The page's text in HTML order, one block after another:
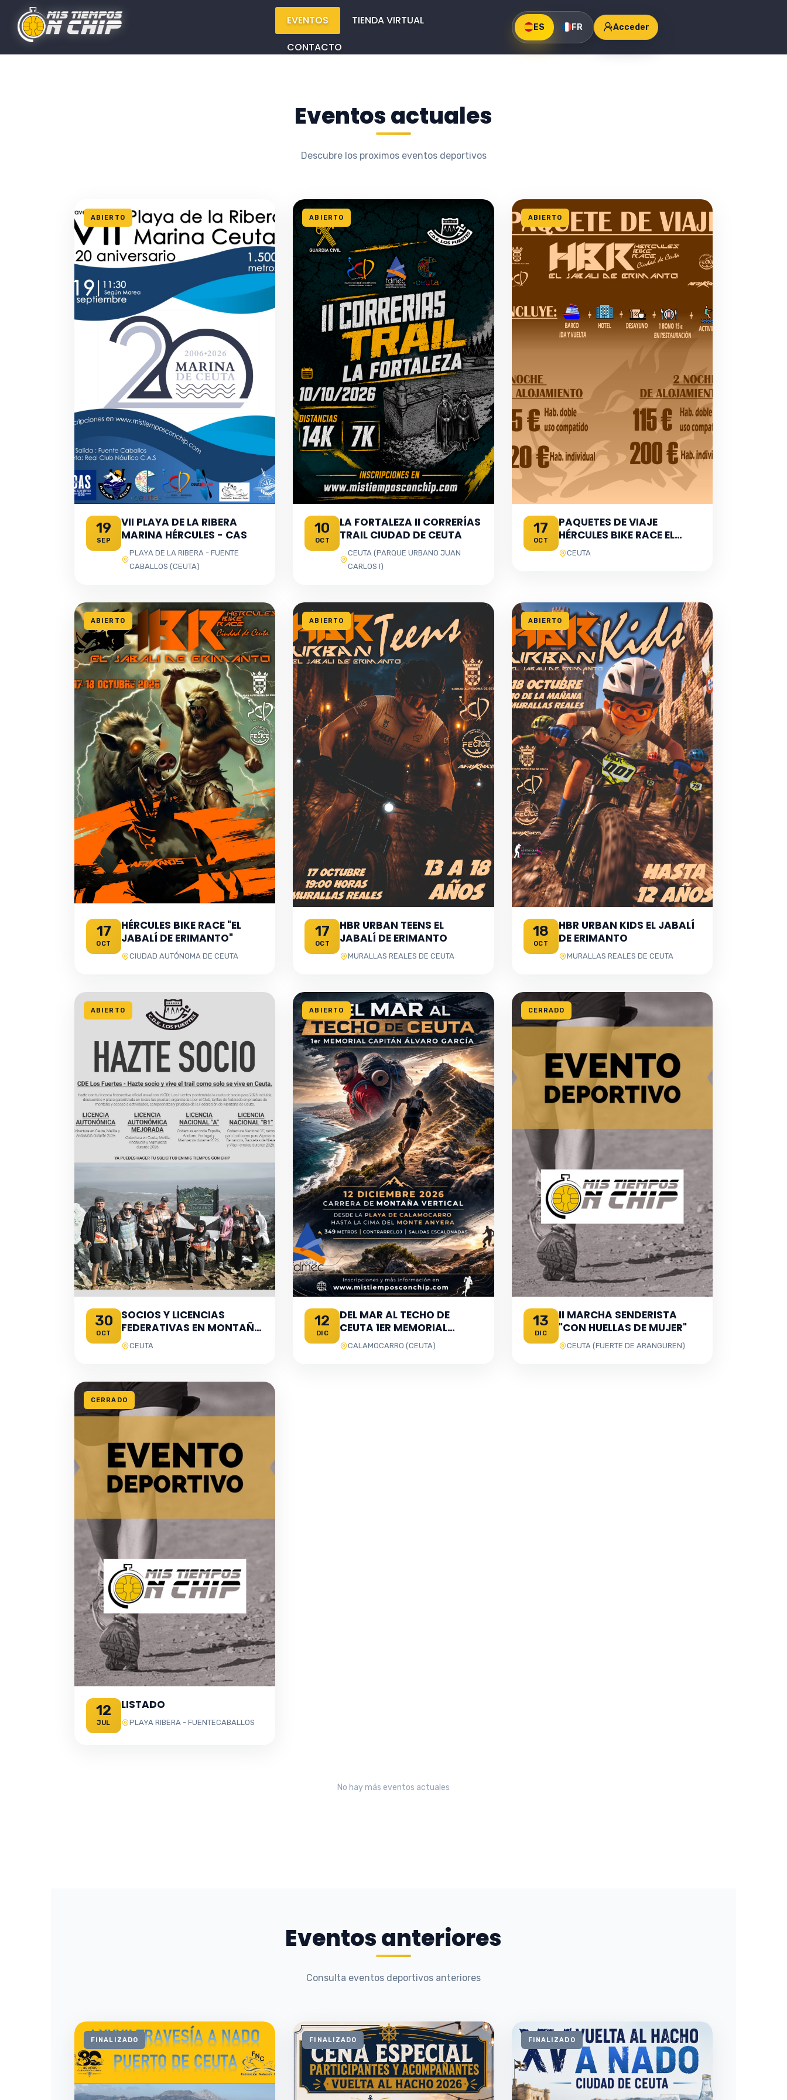
Main
Menus
EVENTOS
TIENDA VIRTUAL
CONTACTO
ES FR Acceder
Eventos actuales
Descubre los proximos eventos deportivos
ABIERTO
19
SEP
VII PLAYA DE LA RIBERA
MARINA HÉRCULES - CAS
PLAYA DE LA RIBERA - FUENTE
CABALLOS (CEUTA)
ABIERTO
10
OCT
LA FORTALEZA II CORRERÍAS
TRAIL CIUDAD DE CEUTA
CEUTA (PARQUE URBANO JUAN
CARLOS I)
ABIERTO
17
OCT
PAQUETES DE VIAJE
HÉRCULES BIKE RACE EL
JABALÍ DE ERIMANTO
CEUTA
ABIERTO
17
OCT
HÉRCULES BIKE RACE "EL
JABALÍ DE ERIMANTO"
CIUDAD AUTÓNOMA DE CEUTA
ABIERTO
17
OCT
HBR URBAN TEENS EL
JABALÍ DE ERIMANTO
MURALLAS REALES DE CEUTA
ABIERTO
18
OCT
HBR URBAN KIDS EL JABALÍ
DE ERIMANTO
MURALLAS REALES DE CEUTA
ABIERTO
30
OCT
SOCIOS Y LICENCIAS
FEDERATIVAS EN MONTAÑA
CON CDE LOS FUERTES
CEUTA
ABIERTO
12
DIC
DEL MAR AL TECHO DE
CEUTA 1ER MEMORIAL
CAPITÁN ÁLVARO GARCÍA
CALAMOCARRO (CEUTA)
CERRADO
13
DIC
II MARCHA SENDERISTA
"CON HUELLAS DE MUJER"
CEUTA (FUERTE DE ARANGUREN)
CERRADO
12
JUL
LISTADO
PLAYA RIBERA - FUENTECABALLOS
No hay más eventos actuales
Eventos anteriores
Consulta eventos deportivos anteriores
FINALIZADO FINALIZADO FINALIZADO